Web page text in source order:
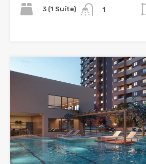
3 (1 Suíte)
1